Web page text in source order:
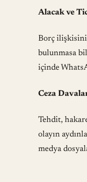
Alacak ve
Borç ilişkisini
bulunmasa
içinde
Ceza
Tehdit,
olayın
medya